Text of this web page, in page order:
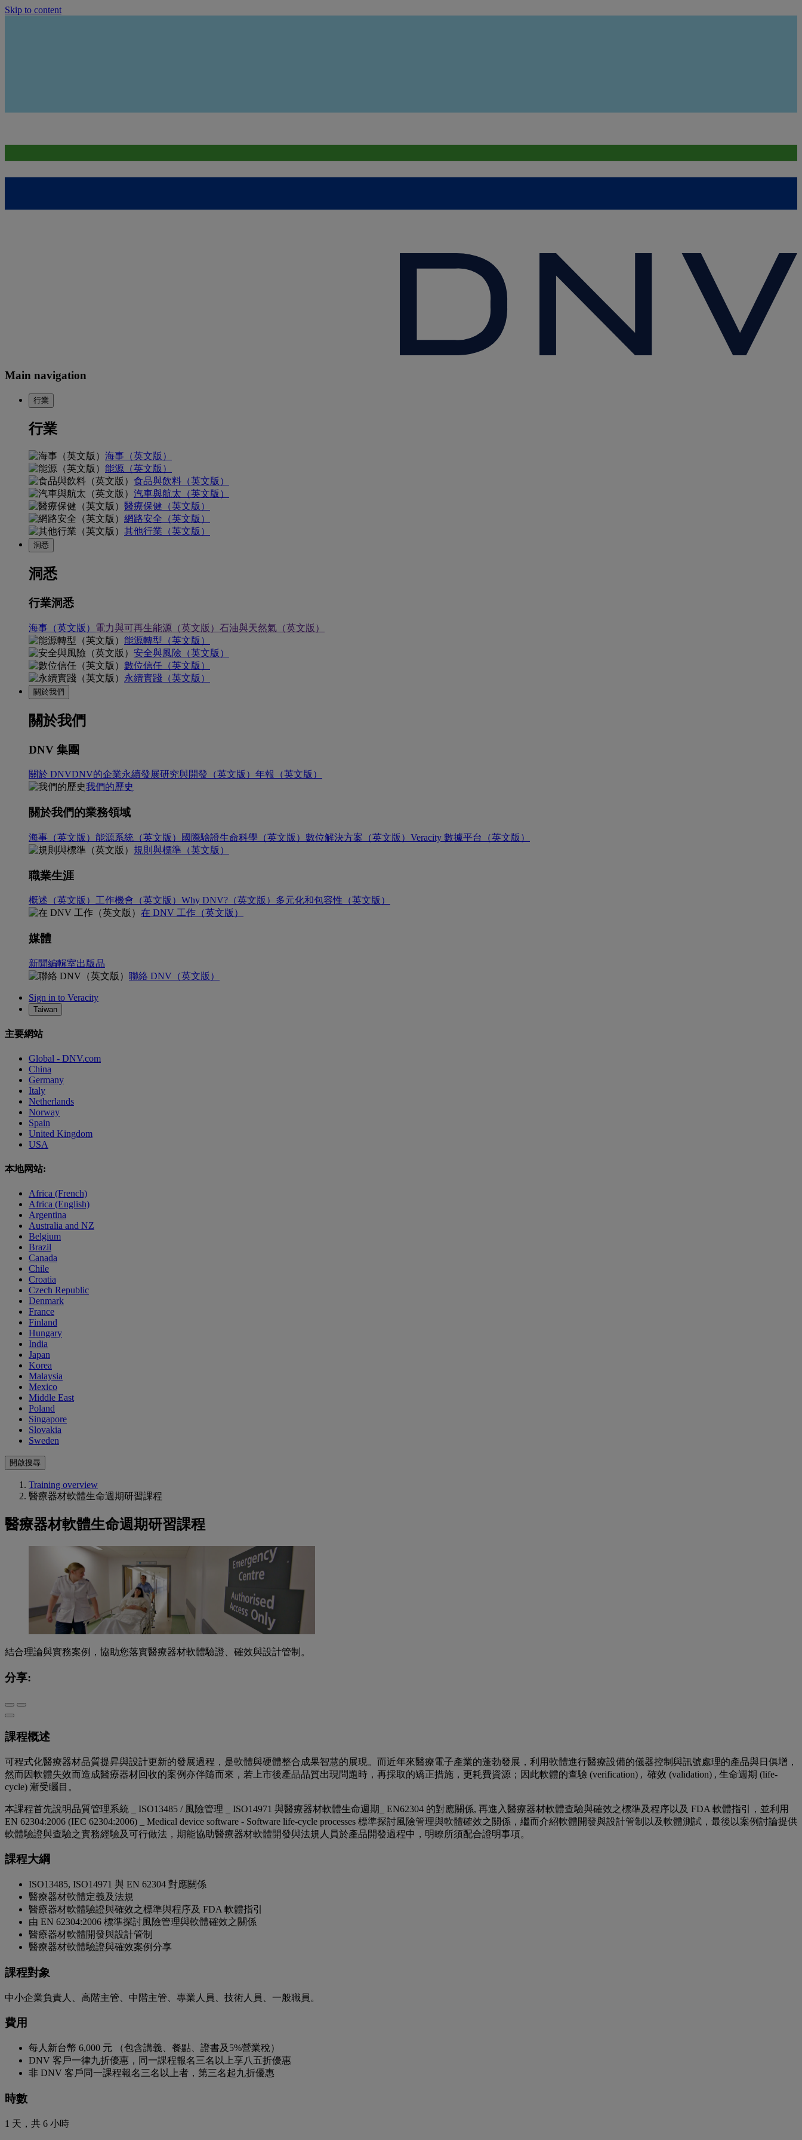
Skip to content
Main navigation
行業
行業
海事（英文版）
能源（英文版）
食品與飲料（英文版）
汽車與航太（英文版）
醫療保健（英文版）
網路安全（英文版）
其他行業（英文版）
洞悉
洞悉
行業洞悉
海事（英文版） 電力與可再生能源（英文版） 石油與天然氣（英文版）
能源轉型（英文版）
安全與風險（英文版）
數位信任（英文版）
永續實踐（英文版）
關於我們
關於我們
DNV 集團
關於 DNVDNV的企業永續發展研究與開發（英文版） 年報（英文版）
我們的歷史
關於我們的業務領域
海事（英文版） 能源系統（英文版） 國際驗證生命科學（英文版） 數位解決方案（英文版） Veracity 數據平台（英文版）
規則與標準（英文版）
職業生涯
概述（英文版） 工作機會（英文版） Why DNV?（英文版） 多元化和包容性（英文版）
在 DNV 工作（英文版）
媒體
新聞編輯室出版品
聯絡 DNV（英文版）
Sign in to Veracity
Taiwan
主要網站
Global - DNV.com
China
Germany
Italy
Netherlands
Norway
Spain
United Kingdom
USA
本地网站:
Africa (French)
Africa (English)
Argentina
Australia and NZ
Belgium
Brazil
Canada
Chile
Croatia
Czech Republic
Denmark
France
Finland
Hungary
India
Japan
Korea
Malaysia
Mexico
Middle East
Poland
Singapore
Slovakia
Sweden
開啟搜尋
Training overview
醫療器材軟體生命週期研習課程
醫療器材軟體生命週期研習課程
結合理論與實務案例，協助您落實醫療器材軟體驗證、確效與設計管制。
分享:
課程概述
可程式化醫療器材品質提昇與設計更新的發展過程，是軟體與硬體整合成果智慧的展現。而近年來醫療電子產業的蓬勃發展，利用軟體進行醫療設備的儀器控制與訊號處理的產品與日俱增，
然而因軟體失效而造成醫療器材回收的案例亦伴隨而來，若上市後產品品質出現問題時，再採取的矯正措施，更耗費資源；因此軟體的查驗 (verification) , 確效 (validation) , 生命週期 (life-
cycle) 漸受矚目。
本課程首先說明品質管理系統 _ ISO13485 / 風險管理 _ ISO14971 與醫療器材軟體生命週期_ EN62304 的對應關係, 再進入醫療器材軟體查驗與確效之標準及程序以及 FDA 軟體指引，並利用
EN 62304:2006 (IEC 62304:2006) _ Medical device software - Software life-cycle processes 標準探討風險管理與軟體確效之關係，繼而介紹軟體開發與設計管制以及軟體測試，最後以案例討論提供
軟體驗證與查驗之實務經驗及可行做法，期能協助醫療器材軟體開發與法規人員於產品開發過程中，明瞭所須配合證明事項。
課程大綱
ISO13485, ISO14971 與 EN 62304 對應關係
醫療器材軟體定義及法規
醫療器材軟體驗證與確效之標準與程序及 FDA 軟體指引
由 EN 62304:2006 標準探討風險管理與軟體確效之關係
醫療器材軟體開發與設計管制
醫療器材軟體驗證與確效案例分享
課程對象
中小企業負責人、高階主管、中階主管、專業人員、技術人員、一般職員。
費用
每人新台幣 6,000 元 （包含講義、餐點、證書及5%營業稅）
DNV 客戶一律九折優惠，同一課程報名三名以上享八五折優惠
非 DNV 客戶同一課程報名三名以上者，第三名起九折優惠
時數
1 天，共 6 小時